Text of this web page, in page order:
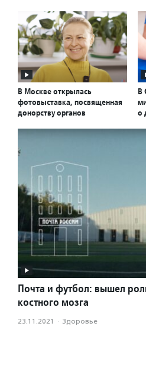
В Москве открылась
фотовыставка, посвященная
донорству органов
В
о
Почта и футбол: вышел
костного мозга
23.11.2021 · Здоровье